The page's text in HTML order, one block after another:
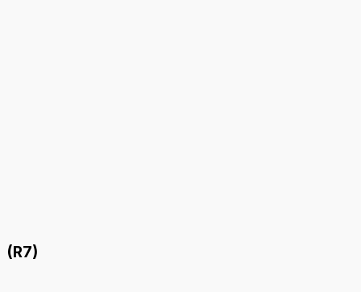
(R7)